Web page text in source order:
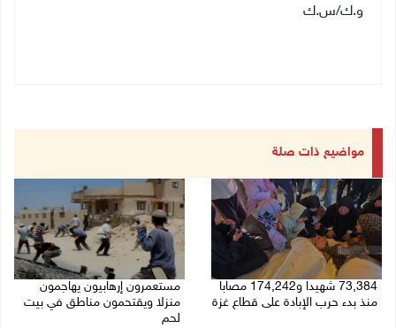
و.ك/س.ك
مواضيع ذات صلة
73,384 شهيدا و174,242 مصابا
منذ بدء حرب الإبادة على قطاع غزة
مستعمرون إرهابيون يهاجمون
منزلا ويقتحمون مناطق في بيت
لحم